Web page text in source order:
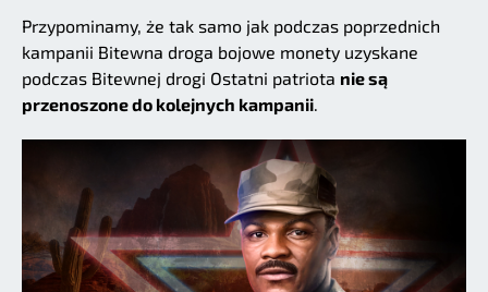
Przypominamy, że tak samo jak podczas poprzednich
kampanii Bitewna droga bojowe monety uzyskane
podczas Bitewnej drogi Ostatni patriota nie są
przenoszone do kolejnych kampanii.